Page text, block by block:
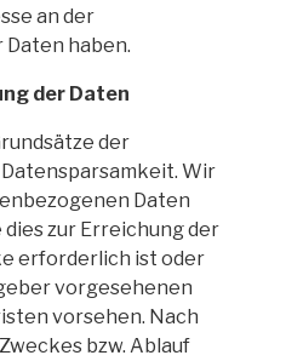
an der
haben.
der Daten
der
Wir
Daten
dies zur Erreichung der
erforderlich ist oder
vorgesehenen
vorsehen. Nach
bzw. Ablauf